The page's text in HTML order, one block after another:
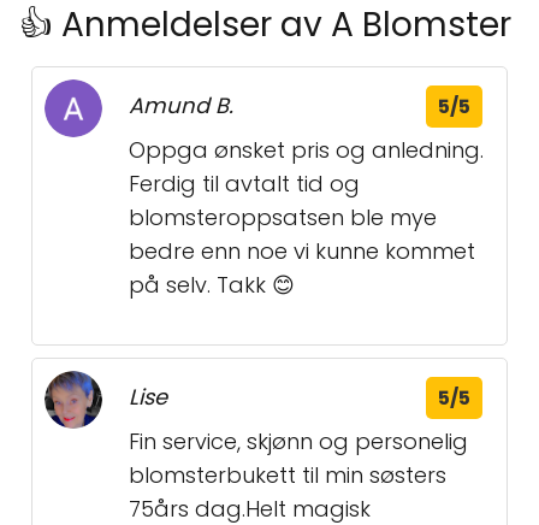
👍 Anmeldelser av A Blomster
Amund B. 5/5
Oppga ønsket pris og anledning.
Ferdig til avtalt tid og
blomsteroppsatsen ble mye
bedre enn noe vi kunne kommet
på selv. Takk 😊
Lise 5/5
Fin service, skjønn og personelig
blomsterbukett til min søsters
75års dag.Helt magisk